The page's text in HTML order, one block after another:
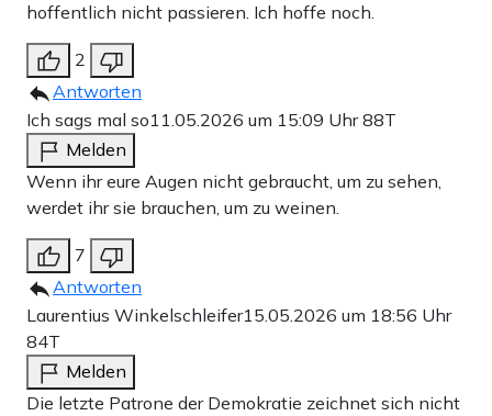
hoffentlich nicht passieren. Ich hoffe noch.
2
Antworten
Ich sags mal so11.05.2026 um 15:09 Uhr88T
Melden
Wenn ihr eure Augen nicht gebraucht, um zu sehen,
werdet ihr sie brauchen, um zu weinen.
7
Antworten
Laurentius Winkelschleifer15.05.2026 um 18:56 Uhr
84T
Melden
Die letzte Patrone der Demokratie zeichnet sich nicht